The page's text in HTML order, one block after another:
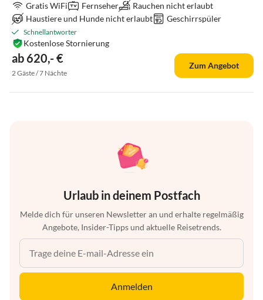
Gratis WiFi
Fernseher
Rauchen nicht erlaubt
Haustiere und Hunde nicht erlaubt
Geschirrspüler
Schnellantworter
ab 620,- €
Kostenlose Stornierung
2 Gäste / 7 Nächte
Zum Angebot
Urlaub in deinem Postfach
Melde dich für unseren Newsletter an und erhalte regelmäßig
Angebote, Insider-Tipps und aktuelle Reisetrends.
Anmelden